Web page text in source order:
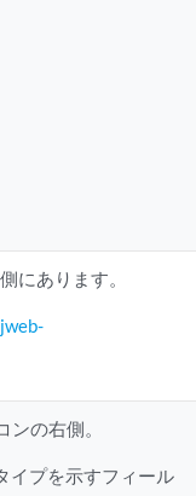
にあります。
の右側。
イプを示すフィール